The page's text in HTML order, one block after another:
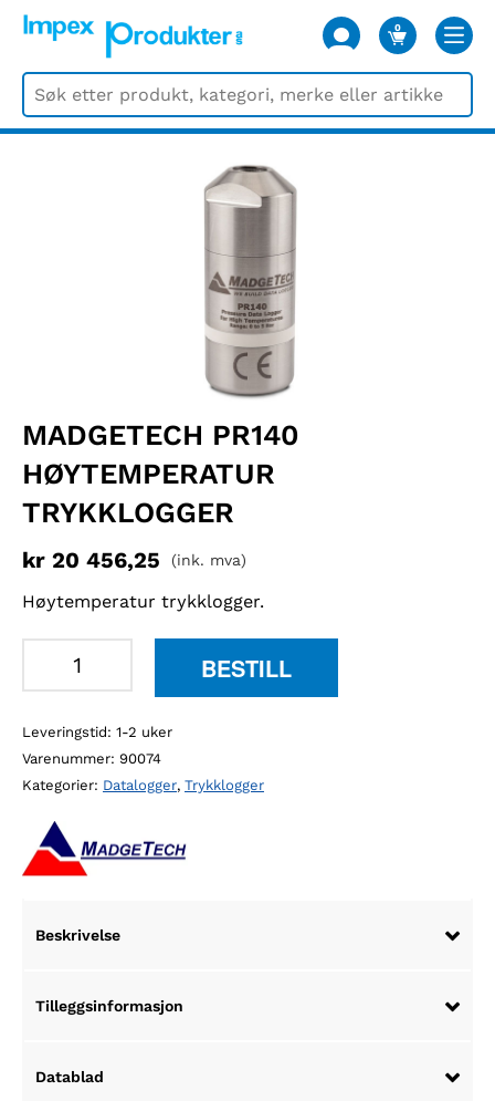
0
VARER
MADGETECH PR140
HØYTEMPERATUR
TRYKKLOGGER
kr 20 456,25 (ink. mva)
Høytemperatur trykklogger.
trykklogger
antall
BESTILL
Leveringstid: 1-2 uker
Varenummer: 90074
Kategorier: Datalogger, Trykklogger
Beskrivelse
Tilleggsinformasjon
Datablad